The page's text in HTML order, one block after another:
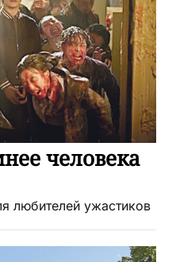
человека
любителей ужастиков